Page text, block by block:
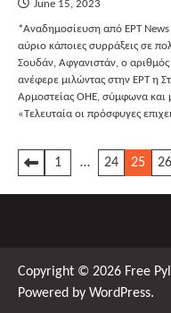
June 15, 2023
*Αναδημοσίευση από ΕΡΤ
αύριο κάποιες συρράξεις σε
Σουδάν, Αφγανιστάν, ο
ανέφερε μιλώντας στην ΕΡΤ η
Αρμοστείας ΟΗΕ, σύμφωνα και
«Τελευταία οι πρόσφυγες
Posts
pagination
1 … 24 25 26
Copyright © 2026 Free
Powered by WordPress.